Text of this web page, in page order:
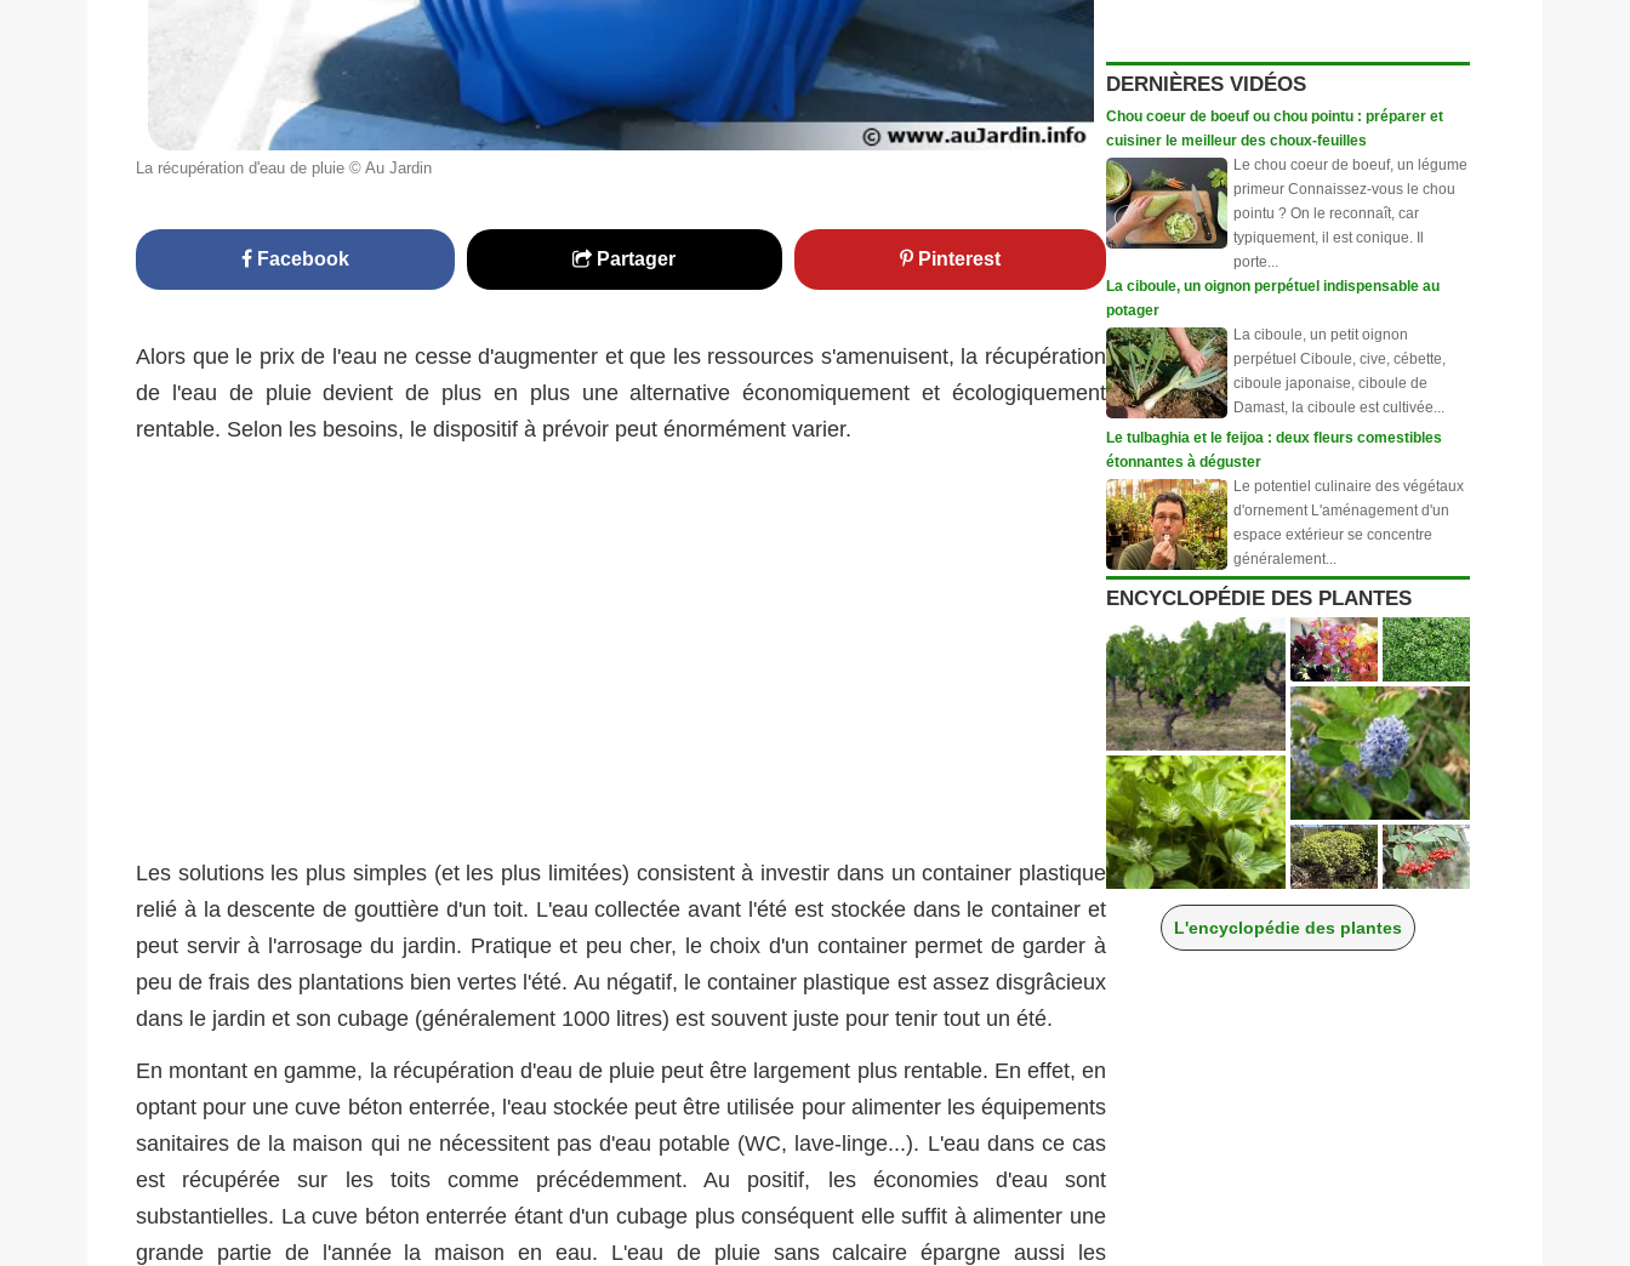
La récupération d'eau de pluie © Au Jardin
Facebook Partager Pinterest
Alors que le prix de l'eau ne cesse d'augmenter et que les ressources s'amenuisent, la récupération
de l'eau de pluie devient de plus en plus une alternative économiquement et écologiquement
rentable. Selon les besoins, le dispositif à prévoir peut énormément varier.
Les solutions les plus simples (et les plus limitées) consistent à investir dans un container plastique
relié à la descente de gouttière d'un toit. L'eau collectée avant l'été est stockée dans le container et
peut servir à l'arrosage du jardin. Pratique et peu cher, le choix d'un container permet de garder à
peu de frais des plantations bien vertes l'été. Au négatif, le container plastique est assez disgrâcieux
dans le jardin et son cubage (généralement 1000 litres) est souvent juste pour tenir tout un été.
En montant en gamme, la récupération d'eau de pluie peut être largement plus rentable. En effet, en
optant pour une cuve béton enterrée, l'eau stockée peut être utilisée pour alimenter les équipements
sanitaires de la maison qui ne nécessitent pas d'eau potable (WC, lave-linge...). L'eau dans ce cas
est récupérée sur les toits comme précédemment. Au positif, les économies d'eau sont
substantielles. La cuve béton enterrée étant d'un cubage plus conséquent elle suffit à alimenter une
grande partie de l'année la maison en eau. L'eau de pluie sans calcaire épargne aussi les
DERNIÈRES VIDÉOS
Chou coeur de boeuf ou chou pointu : préparer et
cuisiner le meilleur des choux-feuilles
Le chou coeur de boeuf, un légume
primeur Connaissez-vous le chou
pointu ? On le reconnaît, car
typiquement, il est conique. Il
porte...
La ciboule, un oignon perpétuel indispensable au
potager
La ciboule, un petit oignon
perpétuel Ciboule, cive, cébette,
ciboule japonaise, ciboule de
Damast, la ciboule est cultivée...
Le tulbaghia et le feijoa : deux fleurs comestibles
étonnantes à déguster
Le potentiel culinaire des végétaux
d'ornement L'aménagement d'un
espace extérieur se concentre
généralement...
ENCYCLOPÉDIE DES PLANTES
L'encyclopédie des plantes